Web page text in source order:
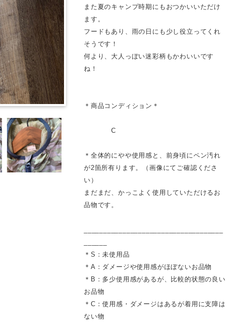
また夏のキャンプ時期にもおつかいいただけ
ます。
フードもあり、雨の日にも少し役立ってくれ
そうです！
何より、大人っぽい迷彩柄もかわいいです
ね！
＊商品コンディション＊
C
＊全体的にやや使用感と、前身頃にペン汚れ
が2箇所有ります。（画像にてご確認くださ
い）
まだまだ、かっこよく使用していただけるお
品物です。
＊S：未使用品
＊A：ダメージや使用感がほぼないお品物
＊B：多少使用感があるが、比較的状態の良い
お品物
＊C：使用感・ダメージはあるが着用に支障は
ない物